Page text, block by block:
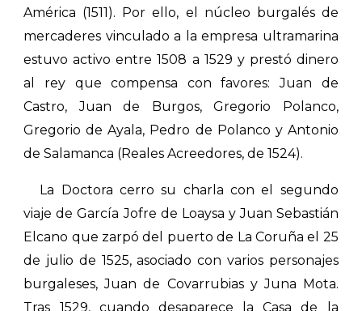
América (1511). Por ello, el núcleo burgalés de
mercaderes vinculado a la empresa ultramarina
estuvo activo entre 1508 a 1529 y prestó dinero
al rey que compensa con favores: Juan de
Castro, Juan de Burgos, Gregorio Polanco,
Gregorio de Ayala, Pedro de Polanco y Antonio
de Salamanca (Reales Acreedores, de 1524).
La Doctora cerro su charla con el segundo
viaje de García Jofre de Loaysa y Juan Sebastián
Elcano que zarpó del puerto de La Coruña el 25
de julio de 1525, asociado con varios personajes
burgaleses, Juan de Covarrubias y Juna Mota.
Tras 1529, cuando desaparece la Casa de la